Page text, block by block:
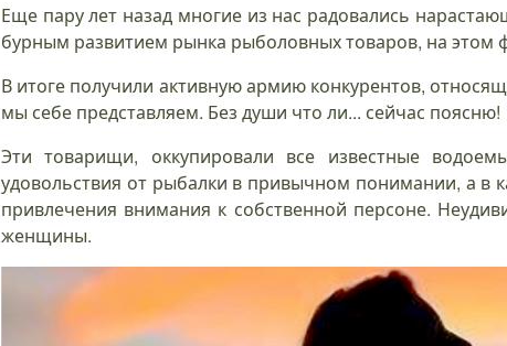
Еще пару лет назад многие из нас радовались
бурным развитием рынка рыболовных товаров, на этом
В итоге получили активную армию конкурентов,
мы себе представляем. Без души что ли... сейчас поясню!
Эти товарищи, оккупировали все известные
удовольствия от рыбалки в привычном понимании, а в
привлечения внимания к собственной персоне.
женщины.